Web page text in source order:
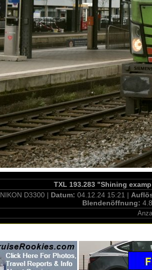
TXL 193.283 "Shining
NIKON D3300 | Datum: 04.12.24 15:21 |
Blendenöffnung: